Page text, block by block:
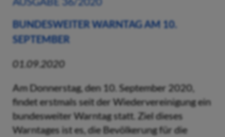
BUNDESWEITER WARNTAG AM 10.
SEPTEMBER
01.09.2020
Am Donnerstag, den 10. September 2020,
findet erstmals seit der Wiedervereinigung ein
bundesweiter Warntag statt. Ziel dieses
Warntages ist es, die Bevölkerung für die